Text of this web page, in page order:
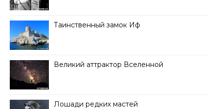
Таинственный замок Иф
Великий аттрактор Вселенной
Лошади редких мастей